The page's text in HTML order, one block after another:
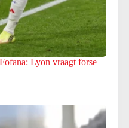
Lyon vraagt forse